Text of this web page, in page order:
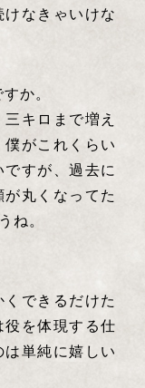
なきゃいけな
か。
キロまで増え
がこれくらい
すが、過去に
丸くなってた
ね。
できるだけた
を体現する仕
単純に嬉しい